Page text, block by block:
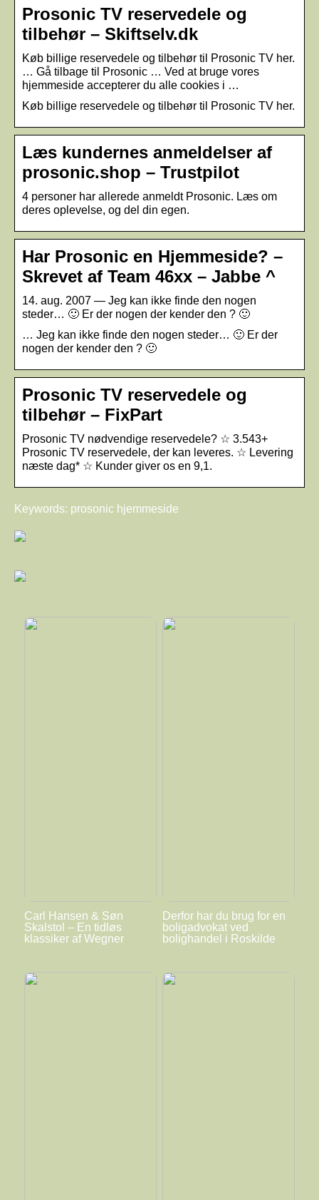
Prosonic TV reservedele og
tilbehør – Skiftselv.dk
Køb billige reservedele og tilbehør til Prosonic TV her.
… Gå tilbage til Prosonic … Ved at bruge vores
hjemmeside accepterer du alle cookies i …
Køb billige reservedele og tilbehør til Prosonic TV her.
Læs kundernes anmeldelser af
prosonic.shop – Trustpilot
4 personer har allerede anmeldt Prosonic. Læs om
deres oplevelse, og del din egen.
Har Prosonic en Hjemmeside? –
Skrevet af Team 46xx – Jabbe ^
14. aug. 2007 — Jeg kan ikke finde den nogen
steder… 🙂 Er der nogen der kender den ? 🙂
… Jeg kan ikke finde den nogen steder… 🙂 Er der
nogen der kender den ? 🙂
Prosonic TV reservedele og
tilbehør – FixPart
Prosonic TV nødvendige reservedele? ☆ 3.543+
Prosonic TV reservedele, der kan leveres. ☆ Levering
næste dag* ☆ Kunder giver os en 9,1.
Keywords: prosonic hjemmeside
Carl Hansen & Søn
Skalstol – En tidløs
klassiker af Wegner
Derfor har du brug for en
boligadvokat ved
bolighandel i Roskilde